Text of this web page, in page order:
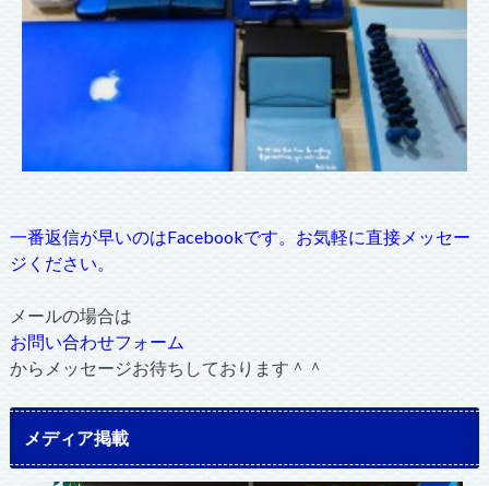
一番返信が早いのはFacebookです。お気軽に直接メッセー
ジください。
メールの場合は
お問い合わせフォーム
からメッセージお待ちしております＾＾
メディア掲載